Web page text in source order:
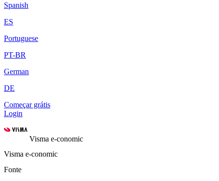
Spanish
ES
Portuguese
PT-BR
German
DE
Começar grátis
Login
Visma e-conomic
Visma e-conomic
Fonte